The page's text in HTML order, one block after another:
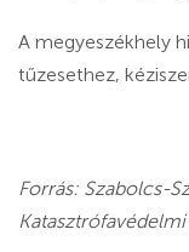
A megyeszékhely
tűzesethez,
Forrás: Szabolcs-